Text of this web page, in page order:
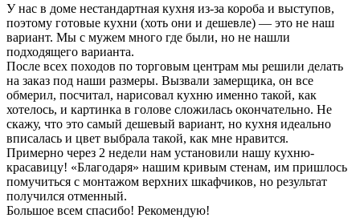
У нас в доме нестандартная кухня из-за короба и выступов,
поэтому готовые кухни (хоть они и дешевле) — это не наш
вариант. Мы с мужем много где были, но не нашли
подходящего варианта.
После всех походов по торговым центрам мы решили делать
на заказ под наши размеры. Вызвали замерщика, он все
обмерил, посчитал, нарисовал кухню именно такой, как
хотелось, и картинка в голове сложилась окончательно. Не
скажу, что это самый дешевый вариант, но кухня идеально
вписалась и цвет выбрала такой, как мне нравится.
Примерно через 2 недели нам установили нашу кухню-
красавицу! «Благодаря» нашим кривым стенам, им пришлось
помучиться с монтажом верхних шкафчиков, но результат
получился отменный.
Большое всем спасибо! Рекомендую!